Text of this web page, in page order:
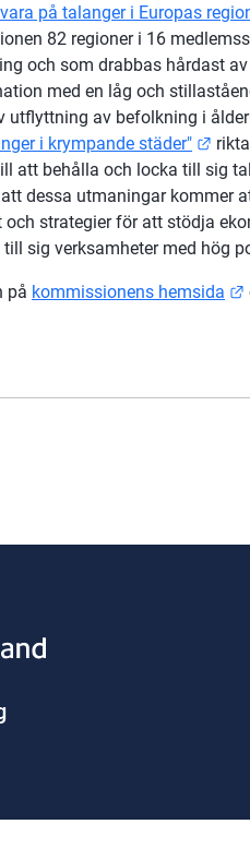
på talanger i Europas
82 regioner i 16
och som drabbas hårdast
med en låg och
i krympande städer"
att behålla och locka till sig
dessa utmaningar kommer
och strategier för att stödja
sig verksamheter med hög
på kommissionens hemsida